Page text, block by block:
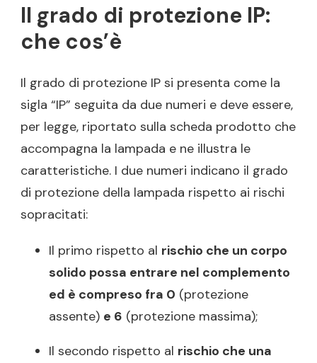
Il grado di protezione IP:
che cos’è
Il grado di protezione IP si presenta come la
sigla “IP” seguita da due numeri e deve essere,
per legge, riportato sulla scheda prodotto che
accompagna la lampada e ne illustra le
caratteristiche. I due numeri indicano il grado
di protezione della lampada rispetto ai rischi
sopracitati:
Il primo rispetto al rischio che un corpo
solido possa entrare nel complemento
ed è compreso fra 0 (protezione
assente) e 6 (protezione massima);
Il secondo rispetto al rischio che una